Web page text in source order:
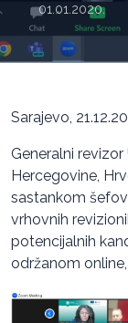
01.01.2020.
Sarajevo,
Generalni
Hercegovine,
sastankom
vrhovnih
potencijalnih
održanom